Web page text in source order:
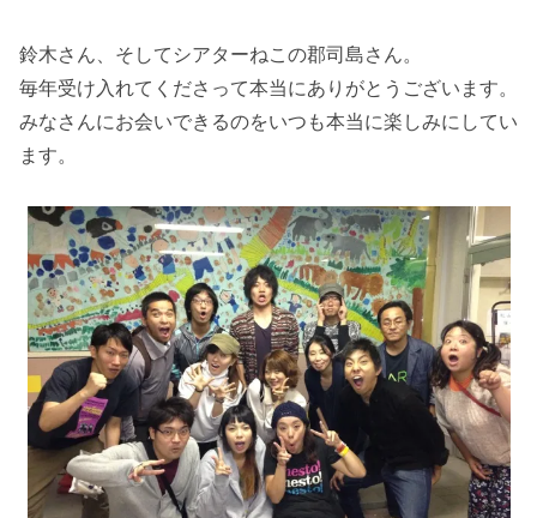
鈴木さん、そしてシアターねこの郡司島さん。
毎年受け入れてくださって本当にありがとうございます。
みなさんにお会いできるのをいつも本当に楽しみにしてい
ます。